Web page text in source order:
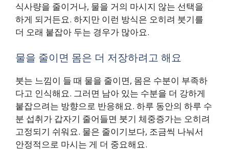
식사량을 줄이거나, 물을 거의 마시지 않는 선택을
하게 되거든요. 하지만 이런 방식은 오히려 붓기를
더 오래 붙잡아 두는 경우가 많아요.
물을 줄이면 몸은 더 저장하려고 해요
붓는 느낌이 들 때 물을 줄이면, 몸은 수분이 부족하
다고 인식해요. 그러면 남아 있는 수분을 더 강하게
붙잡으려는 방향으로 반응해요. 하루 동안의 하루 수
분 섭취가 갑자기 줄어들면 붓기 체중증가는 오히려
고정되기 쉬워요. 물은 줄이기보다, 조금씩 나눠서
안정적으로 마시는 게 더 중요해요.